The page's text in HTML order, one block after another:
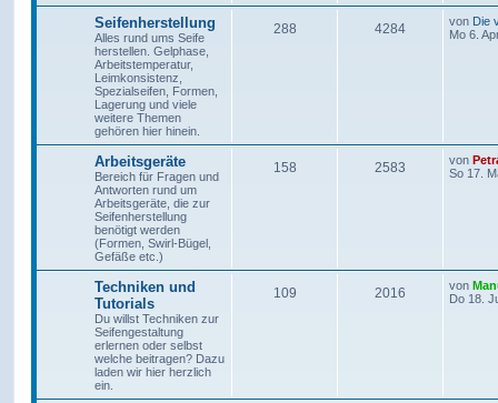
Seifenherstellung
Alles rund ums Seife
herstellen. Gelphase,
Arbeitstemperatur,
Leimkonsistenz,
Spezialseifen, Formen,
Lagerung und viele
weitere Themen
gehören hier hinein.
288 4284 von Die
Mo 6.
Arbeitsgeräte
Bereich für Fragen und
Antworten rund um
Arbeitsgeräte, die zur
Seifenherstellung
benötigt werden
(Formen, Swirl-Bügel,
Gefäße etc.)
158 2583 von
So 17.
Techniken und
Tutorials
Du willst Techniken zur
Seifengestaltung
erlernen oder selbst
welche beitragen? Dazu
laden wir hier herzlich
ein.
109 2016 von
Do 18.